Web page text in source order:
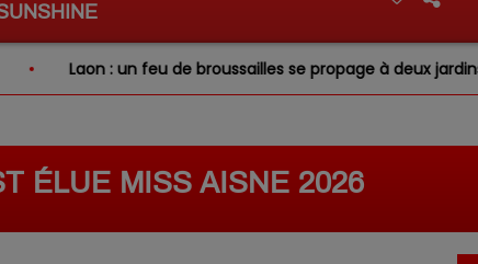
Laon : un feu de broussailles se propage à deux jardins voisins
ÉLUE MISS AISNE 2026